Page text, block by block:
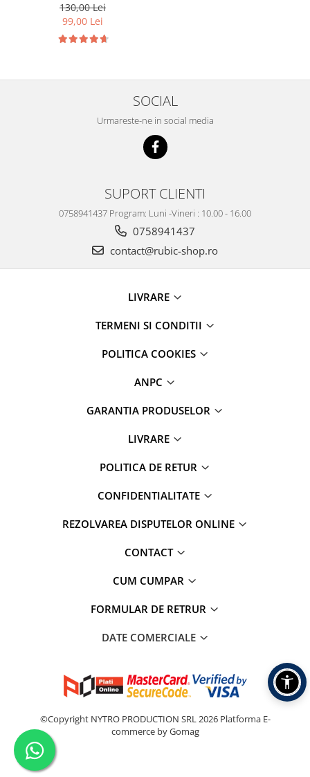
130,00 Lei
99,00 Lei
SOCIAL
Urmareste-ne in social media
SUPORT CLIENTI
0758941437 Program: Luni -Vineri : 10.00 - 16.00
0758941437
contact@rubic-shop.ro
LIVRARE
TERMENI SI CONDITII
POLITICA COOKIES
ANPC
GARANTIA PRODUSELOR
LIVRARE
POLITICA DE RETUR
CONFIDENTIALITATE
REZOLVAREA DISPUTELOR ONLINE
CONTACT
CUM CUMPAR
FORMULAR DE RETRUR
DATE COMERCIALE
©Copyright NYTRO PRODUCTION SRL 2026 Platforma E-
commerce by Gomag